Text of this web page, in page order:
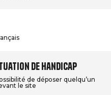
de handicap
de déposer quelqu’un
le site